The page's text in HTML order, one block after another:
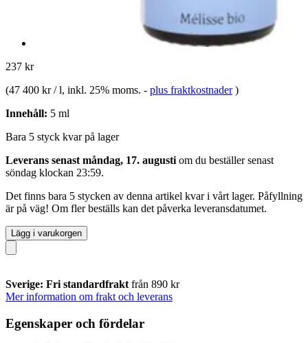
237 kr
(47 400 kr / l, inkl. 25% moms. - plus fraktkostnader )
Innehåll: 5 ml
Bara 5 styck kvar på lager
Leverans senast måndag, 17. augusti om du beställer senast
söndag klockan 23:59.
Det finns bara 5 stycken av denna artikel kvar i vårt lager. Påfyllning
är på väg! Om fler beställs kan det påverka leveransdatumet.
Lägg i varukorgen
Sverige: Fri standardfrakt från 890 kr
Mer information om frakt och leverans
Egenskaper och fördelar